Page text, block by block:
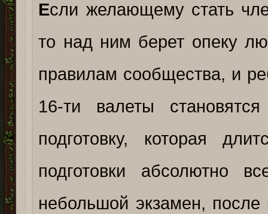
Если желающему стать
то над ним берет опеку
правилам сообщества, и
16-ти валеты
подготовку, которая
подготовки абсолютно
небольшой экзамен, после